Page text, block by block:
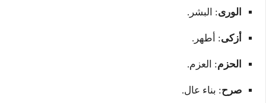
الورى: البشر.
أزكى: أطهر.
الحزم: العزم.
صرح: بناء عال.